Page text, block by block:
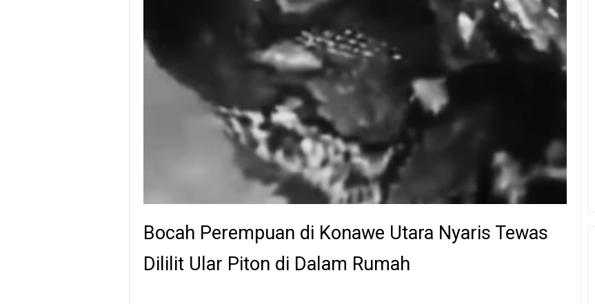
Bocah Perempuan di Konawe Utara Nyaris Tewas
Dililit Ular Piton di Dalam Rumah